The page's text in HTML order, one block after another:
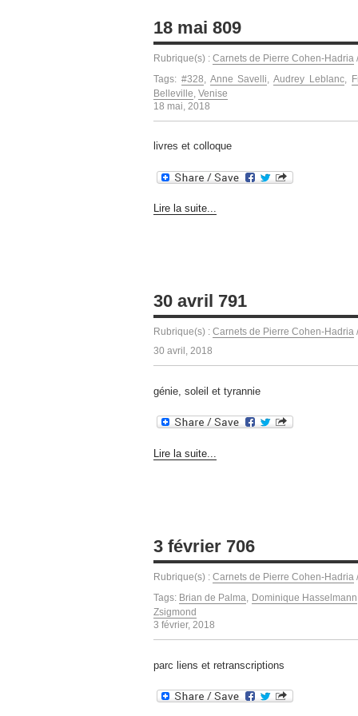
18 mai 809
Rubrique(s) : Carnets de Pierre Cohen-Hadria
Tags: #328 Anne Savelli ,Audrey Leblanc
Belleville Venise
18 mai, 2018
livres et colloque
Lire la suite...
30 avril 791
Rubrique(s) : Carnets de Pierre Cohen-Hadria
30 avril, 2018
génie, soleil et tyrannie
Lire la suite...
3 février 706
Rubrique(s) : Carnets de Pierre Cohen-Hadria
Tags: Brian de Palma, Dominique Hasselmann
Zsigmond
3 février, 2018
parc liens et retranscriptions